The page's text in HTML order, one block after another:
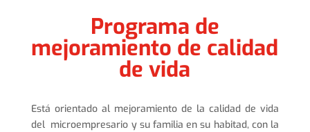
Programa de
mejoramiento de calidad
de vida
Está orientado al mejoramiento de la calidad de vida
del microempresario y su familia en su habitad, con la